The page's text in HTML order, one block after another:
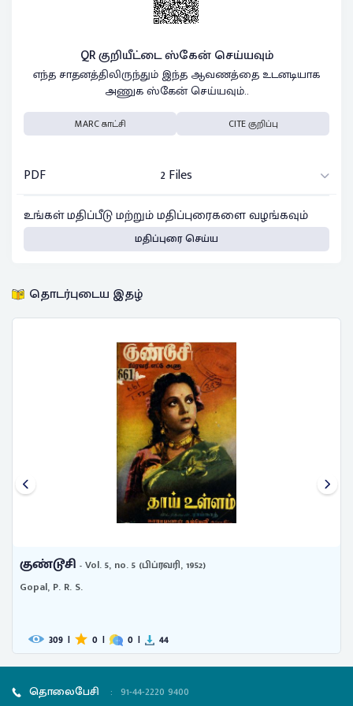
QR குறியீட்டை ஸ்கேன் செய்யவும்
எந்த சாதனத்திலிருந்தும் இந்த ஆவணத்தை உடனடியாக
அணுக ஸ்கேன் செய்யவும்..
MARC காட்சி CITE குறிப்பு
PDF
2 Files
உங்கள் மதிப்பீடு மற்றும் மதிப்புரைகளை வழங்கவும்
மதிப்புரை செய்ய
தொடர்புடைய இதழ்
குண்டூசி - Vol. 5, no. 5 (பிப்ரவரி, 1952)
Gopal, P. R. S.
309 | 0 | 0 | 44
தொலைபேசி : 91-44-2220 9400